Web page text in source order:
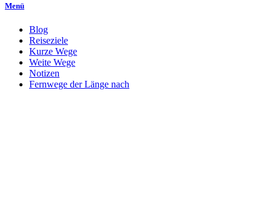
Menü
Blog
Reiseziele
Kurze Wege
Weite Wege
Notizen
Fernwege der Länge nach